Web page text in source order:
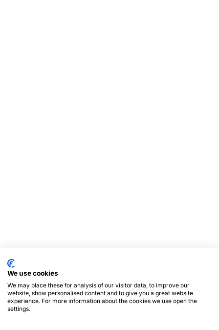
We use cookies
We may place these for analysis of our visitor data, to improve our
website, show personalised content and to give you a great website
experience. For more information about the cookies we use open the
settings.